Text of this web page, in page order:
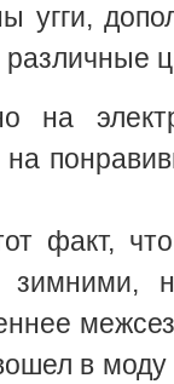
угги,
на
факт,
в